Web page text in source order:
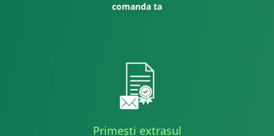
comanda ta
Primești extrasul